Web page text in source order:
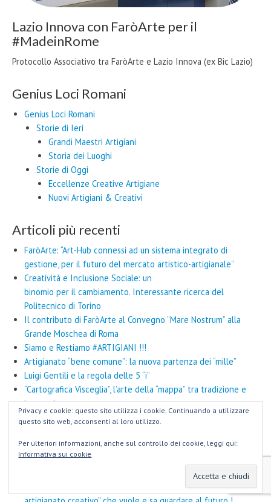
Lazio Innova con FaròArte per il
#MadeinRome
Protocollo Associativo tra FaròArte e Lazio Innova (ex Bic Lazio)
Genius Loci Romani
Genius Loci Romani
Storie di Ieri
Grandi Maestri Artigiani
Storia dei Luoghi
Storie di Oggi
Eccellenze Creative Artigiane
Nuovi Artigiani & Creativi
Articoli più recenti
FaròArte: “Art-Hub connessi ad un sistema integrato di
gestione, per il futuro del mercato artistico-artigianale”
Creatività e Inclusione Sociale: un
binomio per il cambiamento. Interessante ricerca del
Politecnico di Torino
Il contributo di FaròArte al Convegno “Mare Nostrum” alla
Grande Moschea di Roma
Siamo e Restiamo #ARTIGIANI !!!
Artigianato “bene comune”: la nuova partenza dei “mille”
Luigi Gentili e la regola delle 5 “i”
“Cartografica Visceglia”, l’arte della “mappa” tra tradizione e
innovazione
L’illusione della chiarezza: perché le FAQ del MIMIT
uso dei termini “Artigianato” e “Artigianale”
Rigenerare la Città con l’Artigianato diffuso: l’esperienza di
“DevArt Jewels”: parte da Roma l’idea-sfida del “fare
Privacy e cookie: questo sito utilizza i cookie. Continuando a utilizzare
questo sito web, acconsenti al loro utilizzo.
Per ulteriori informazioni, anche sul controllo dei cookie, leggi qui:
Informativa sui cookie